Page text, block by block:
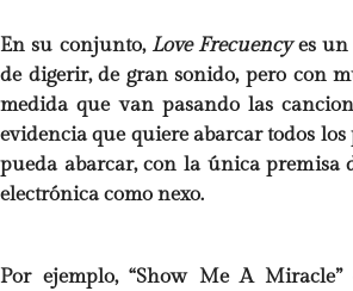
En su conjunto, Love Frecuency es
de digerir, de gran sonido, pero con
medida que van pasando las
evidencia que quiere abarcar todos los
pueda abarcar, con la única premisa
electrónica como nexo.
Por ejemplo, “Show Me A Miracle”